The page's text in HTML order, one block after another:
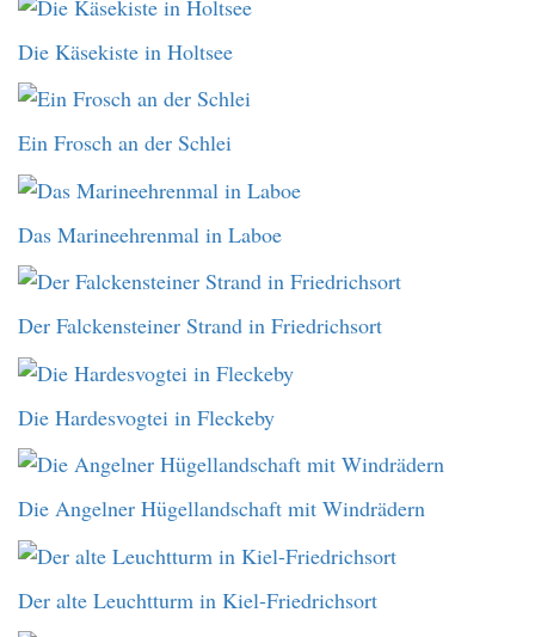
Die Käsekiste in Holtsee
Ein Frosch an der Schlei
Das Marineehrenmal in Laboe
Der Falckensteiner Strand in Friedrichsort
Die Hardesvogtei in Fleckeby
Die Angelner Hügellandschaft mit Windrädern
Der alte Leuchtturm in Kiel-Friedrichsort